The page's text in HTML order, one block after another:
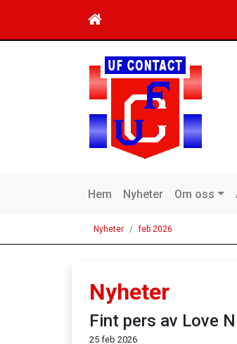
Hem Nyheter Om oss
Nyheter feb 2026
Nyheter
Fint pers av Love
25 feb 2026